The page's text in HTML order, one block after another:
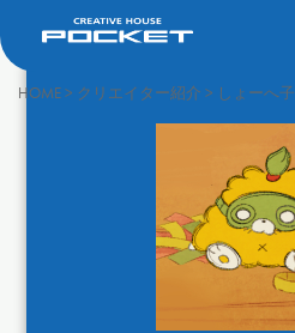
HOME> クリエイター紹介 > しょーへ子